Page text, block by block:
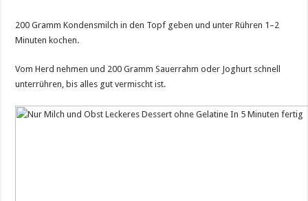
200 Gramm Kondensmilch in den Topf geben und unter Rühren 1–2
Minuten kochen.
Vom Herd nehmen und 200 Gramm Sauerrahm oder Joghurt schnell
unterrühren, bis alles gut vermischt ist.